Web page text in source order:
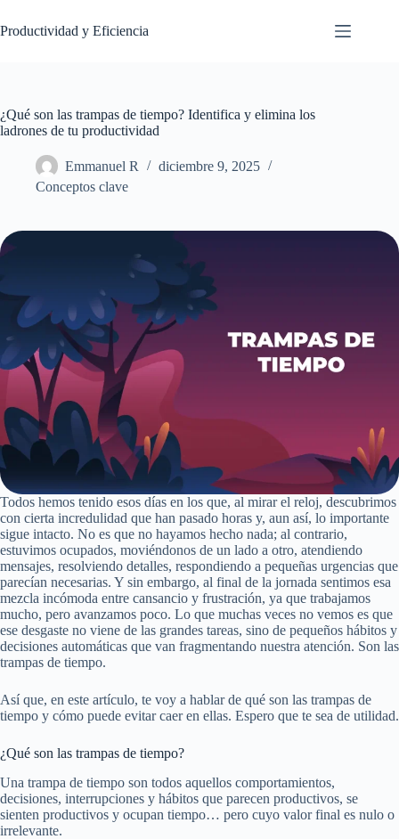
al
contenido
Productividad y Eficiencia
¿Qué son las trampas de tiempo? Identifica y elimina los
ladrones de tu productividad
Emmanuel R
diciembre 9, 2025
Conceptos clave
Todos hemos tenido esos días en los que, al mirar el reloj, descubrimos
con cierta incredulidad que han pasado horas y, aun así, lo importante
sigue intacto. No es que no hayamos hecho nada; al contrario,
estuvimos ocupados, moviéndonos de un lado a otro, atendiendo
mensajes, resolviendo detalles, respondiendo a pequeñas urgencias que
parecían necesarias. Y sin embargo, al final de la jornada sentimos esa
mezcla incómoda entre cansancio y frustración, ya que trabajamos
mucho, pero avanzamos poco. Lo que muchas veces no vemos es que
ese desgaste no viene de las grandes tareas, sino de pequeños hábitos y
decisiones automáticas que van fragmentando nuestra atención. Son las
trampas de tiempo.
Así que, en este artículo, te voy a hablar de qué son las trampas de
tiempo y cómo puede evitar caer en ellas. Espero que te sea de utilidad.
¿Qué son las trampas de tiempo?
Una trampa de tiempo son todos aquellos comportamientos,
decisiones, interrupciones y hábitos que parecen productivos, se
sienten productivos y ocupan tiempo… pero cuyo valor final es nulo o
irrelevante.